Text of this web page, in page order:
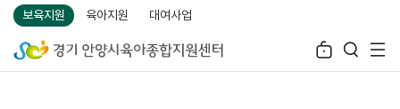
보육지원 육아지원 대여사업